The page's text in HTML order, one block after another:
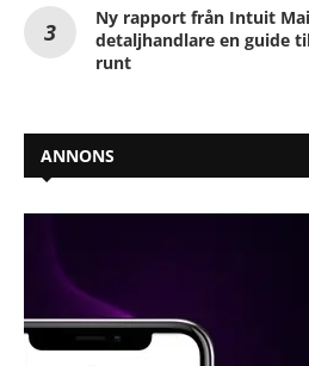
Ny rapport från Intuit
detaljhandlare en guide
runt
ANNONS